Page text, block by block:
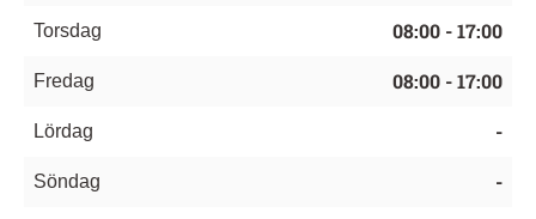
Torsdag 08:00 - 17:00
Fredag 08:00 - 17:00
Lördag -
Söndag -